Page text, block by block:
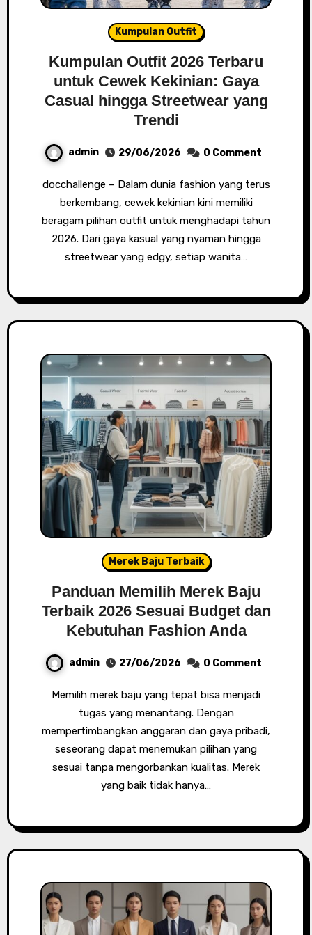
Kumpulan Outfit
Kumpulan Outfit 2026 Terbaru
untuk Cewek Kekinian: Gaya
Casual hingga Streetwear yang
Trendi
admin 29/06/2026 0 Comment
docchallenge – Dalam dunia fashion yang terus
berkembang, cewek kekinian kini memiliki
beragam pilihan outfit untuk menghadapi tahun
2026. Dari gaya kasual yang nyaman hingga
streetwear yang edgy, setiap wanita…
Merek Baju Terbaik
Panduan Memilih Merek Baju
Terbaik 2026 Sesuai Budget dan
Kebutuhan Fashion Anda
admin 27/06/2026 0 Comment
Memilih merek baju yang tepat bisa menjadi
tugas yang menantang. Dengan
mempertimbangkan anggaran dan gaya pribadi,
seseorang dapat menemukan pilihan yang
sesuai tanpa mengorbankan kualitas. Merek
yang baik tidak hanya…